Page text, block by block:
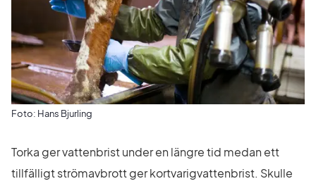
Foto: Hans Bjurling
Torka ger vattenbrist under en längre tid medan ett
tillfälligt strömavbrott ger kortvarigvattenbrist. Skulle